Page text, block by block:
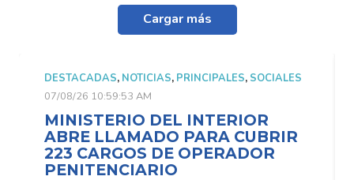
Cargar más
DESTACADAS, NOTICIAS, PRINCIPALES, SOCIALES
07/08/26 10:59:53 AM
MINISTERIO DEL INTERIOR
ABRE LLAMADO PARA CUBRIR
223 CARGOS DE OPERADOR
PENITENCIARIO